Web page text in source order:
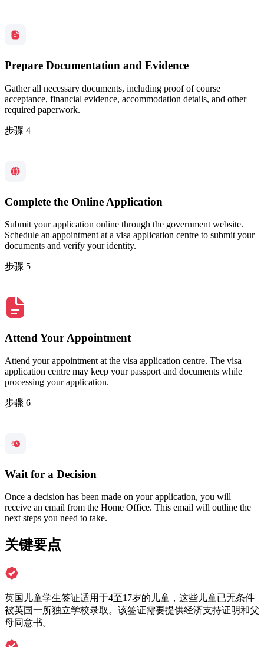
Prepare Documentation and Evidence
Gather all necessary documents, including proof of course
acceptance, financial evidence, accommodation details, and other
required paperwork.
步骤 4
Complete the Online Application
Submit your application online through the government website.
Schedule an appointment at a visa application centre to submit your
documents and verify your identity.
步骤 5
Attend Your Appointment
Attend your appointment at the visa application centre. The visa
application centre may keep your passport and documents while
processing your application.
步骤 6
Wait for a Decision
Once a decision has been made on your application, you will
receive an email from the Home Office. This email will outline the
next steps you need to take.
关键要点
英国儿童学生签证适用于4至17岁的儿童，这些儿童已无条件
被英国一所独立学校录取。该签证需要提供经济支持证明和父
母同意书。